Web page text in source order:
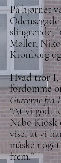
På hjørnet
slingrende,
Møller,
Kronborg
Hvad tror I,
fordomme
Gutterne fra
“At vi godt
Nabo Kiosk
vise, at vi
måske
frem.”